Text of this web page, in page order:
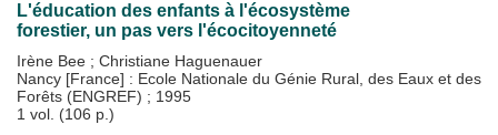
L'éducation des enfants à l'écosystème
forestier, un pas vers l'écocitoyenneté
Irène Bee ; Christiane Haguenauer
Nancy [France] : Ecole Nationale du Génie Rural, des Eaux et des
Forêts (ENGREF) ; 1995
1 vol. (106 p.)